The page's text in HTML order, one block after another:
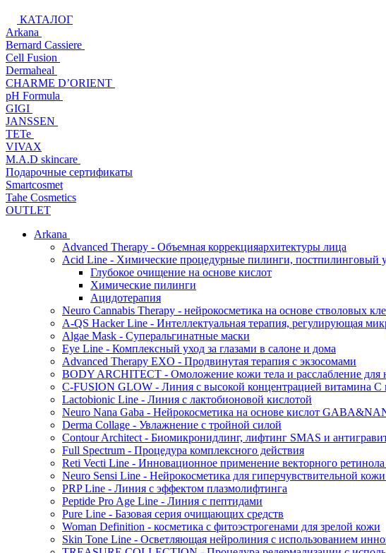
КАТАЛОГ
Arkana
Bernard Cassiere
Cell Fusion
Dermaheal
CHARME D’ORIENT
pH Formula
GIGI
JANSSEN
TETe
VIVAX
M.A.D skincare
Подарочные сертификаты
Smartcosmet
Tahe Cosmetics
OUTLET
Arkana
Advanced Therapy - Объемная коррекцияархитектуры лица
Acid Line - Химические процедурные пилинги, постпилинговый
Глубокое очищение на основе кислот
Химические пилинги
Ацидотерапия
Neuro Cannabis Therapy - нейрокосметика на основе стволовых
A-QS Hacker Line - Интеллектуальная терапия, регулирующая
Algae Mask - Суперальгинатные маски
Eye Line - Комплексный уход за глазами в салоне и дома
Advanced Therapy EXO - Продвинутая терапия с экзосомами
BODY ARCHITECT - Омоложение кожи тела и расслабление для
C-FUSION GLOW - Линия с высокой концентрацией витамина C
Lactobionic Line - Линия с лактобионовой кислотой
Neuro Nana Gaba - Нейрокосметика на основе кислот
Derma Collage - Увлажнение с тройной силой
Contour Architect - Биомикронидлинг, лифтинг SMAS и
Full Spectrum - Процедура комплексного действия
Reti Vecti Line - Инновационное применение векторного
Neuro Sensi Line - Нейрокосметика для гиперчувствительной кожи
PRP Line - Линия с эффектом плазмолифтинга
Peptide Pro Age Line - Линия с пептидами
Pure Line - Базовая серия очищающих средств
Woman Definition - косметика с фитоэстрогенами для зрелой кожи
Skin Tone Line - Осветляющая нейролиния с использованием